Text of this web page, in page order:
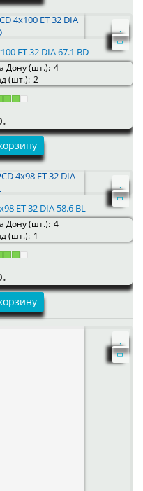
ET 32 DIA 67.1 BD
Дону (шт.): 4
(шт.): 2
ET 32 DIA 58.6 BL
Дону (шт.): 4
(шт.): 1